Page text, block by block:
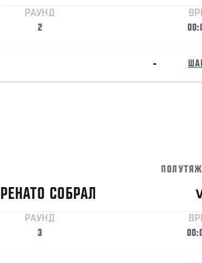
РАУНД
2
-
РЕНАТО СОБРАЛ
РАУНД
3